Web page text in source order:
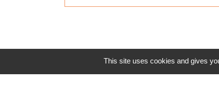
This site uses cookies and gives